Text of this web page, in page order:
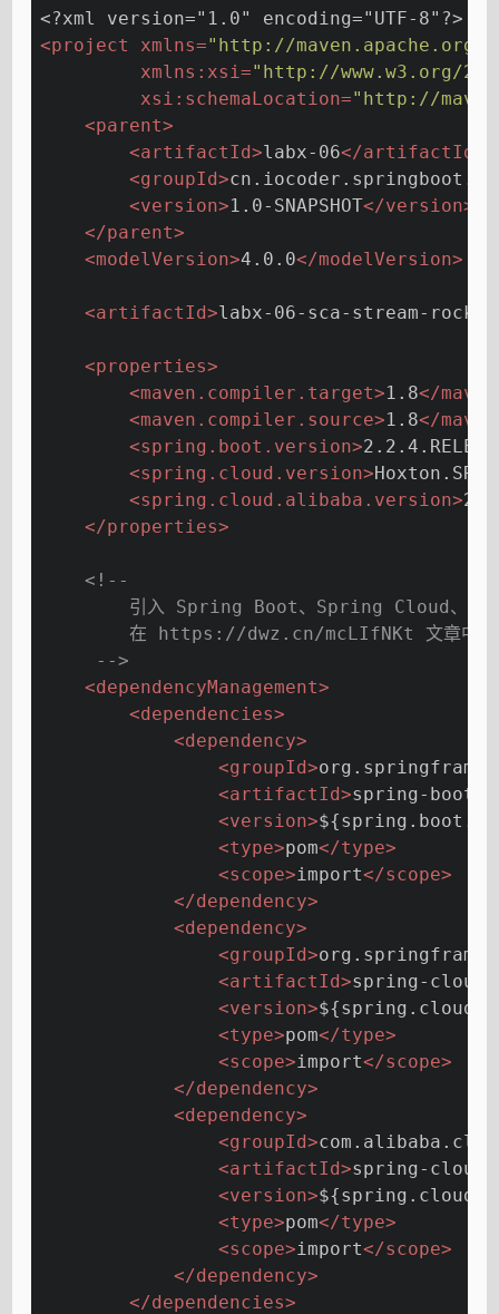
<?xml version="1.0" encoding="UTF-8"?>
<project xmlns="http://maven.apache.org/
xmlns:xsi="http://www.w3.org/
xsi:schemaLocation="http://
<parent>
<artifactId>labx-06</artifactId
<groupId>
<version>1.0-SNAPSHOT</version>
</parent>
<modelVersion>4.0.0</modelVersion>
<artifactId>labx-06-sca-stream-
<properties>
<maven.compiler.target>1.8</
<maven.compiler.source>1.8</
<spring.boot.version>
<spring.cloud.version>Hoxton.SR1
<spring.cloud.alibaba.version>
</properties>
<!--
引入 Spring Boot、Spring Cloud、
在 https://dwz.cn/mcLIfNKt 文章中，
     -->
<dependencyManagement>
<dependencies>
<dependency>
<groupId>
<artifactId>spring-boot-
<version>
<type>pom</type>
<scope>import</scope>
</dependency>
<dependency>
<groupId>
<artifactId>spring-cloud-
<version>
<type>pom</type>
<scope>import</scope>
</dependency>
<dependency>
<groupId>
<artifactId>spring-cloud-
<version>
<type>pom</type>
<scope>import</scope>
</dependency>
</dependencies>